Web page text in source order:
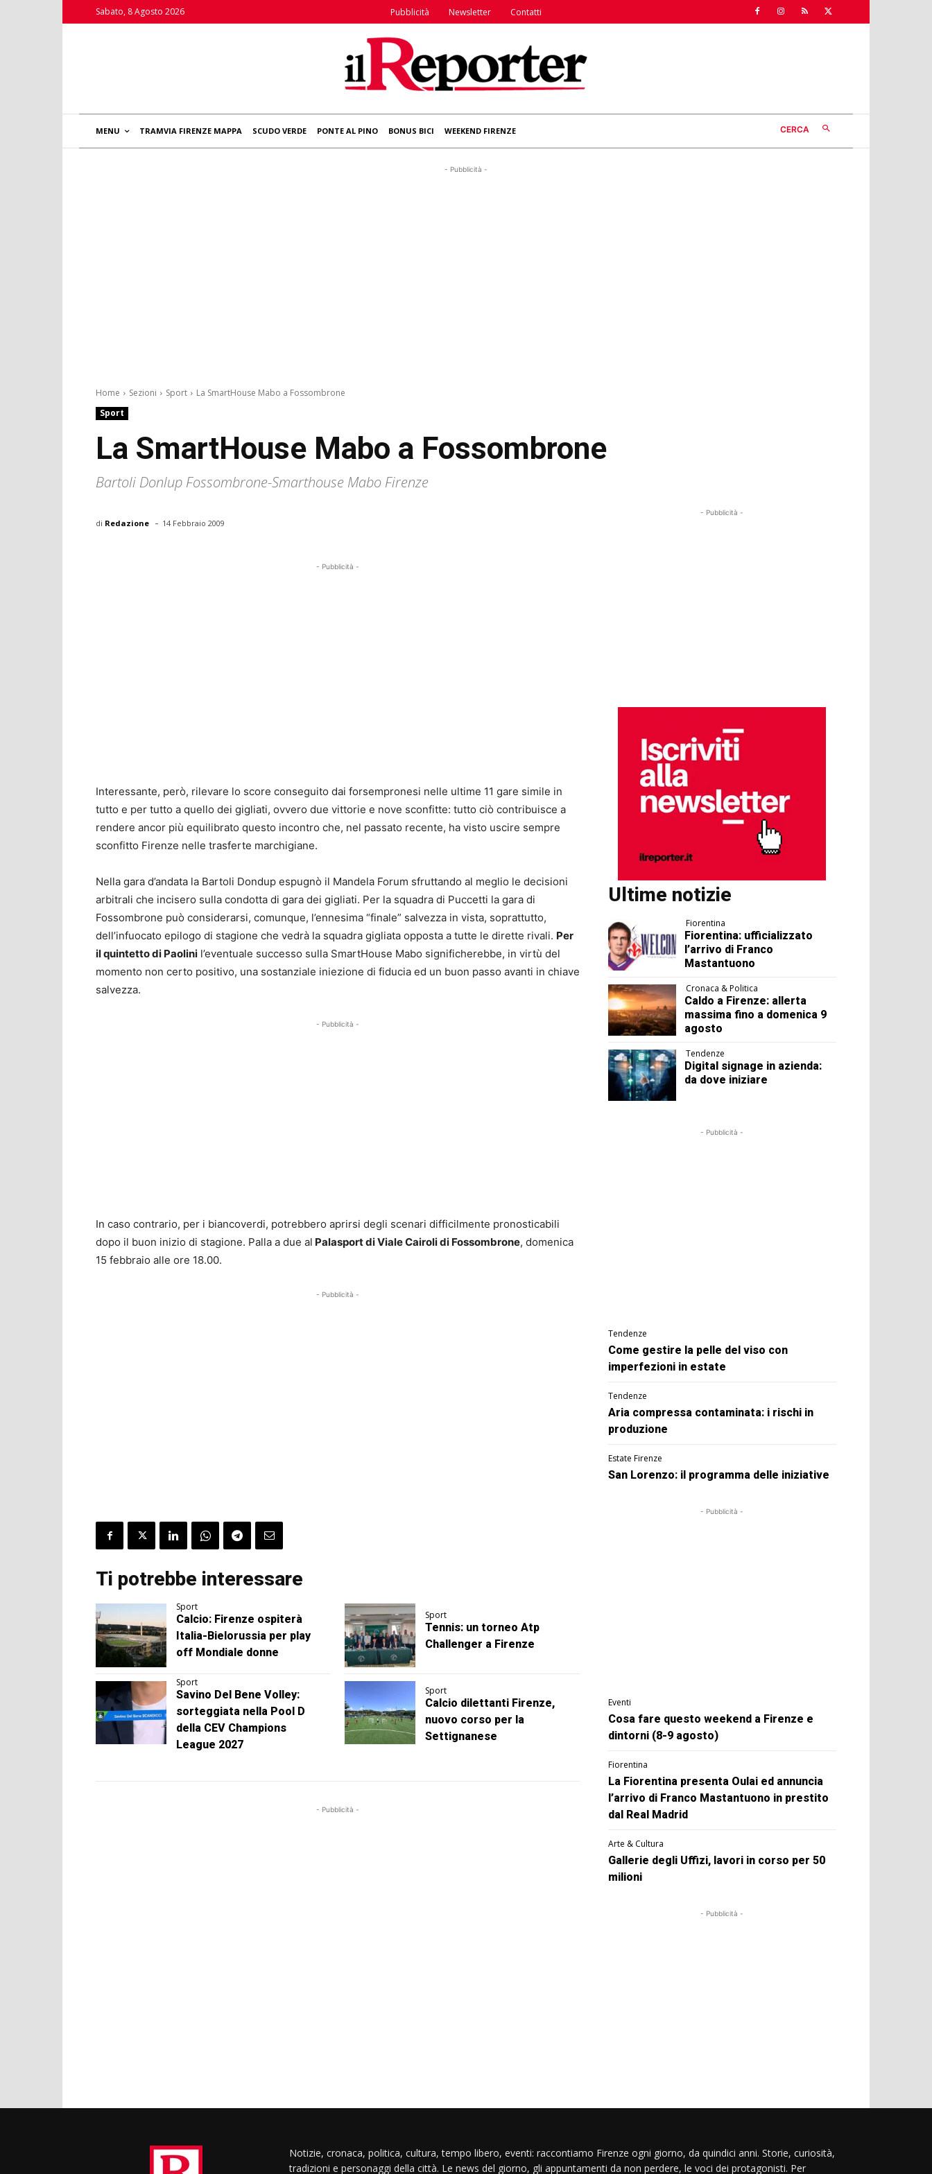
Sabato, 8 Agosto 2026 Pubblicità Newsletter Contatti
MENU TRAMVIA FIRENZE MAPPA SCUDO VERDE PONTE AL PINO BONUS BICI WEEKEND FIRENZE CERCA
- Pubblicità -
Home Sezioni Sport
La SmartHouse Mabo a Fossombrone
Sport
La SmartHouse Mabo a Fossombrone
Bartoli Donlup Fossombrone-Smarthouse Mabo Firenze
di Redazione - 14 Febbraio 2009
- Pubblicità -
Interessante, però, rilevare lo score conseguito dai forsempronesi nelle ultime 11 gare simile in
tutto e per tutto a quello dei gigliati, ovvero due vittorie e nove sconfitte: tutto ciò contribuisce a
rendere ancor più equilibrato questo incontro che, nel passato recente, ha visto uscire sempre
sconfitto Firenze nelle trasferte marchigiane.
Nella gara d’andata la Bartoli Dondup espugnò il Mandela Forum sfruttando al meglio le decisioni
arbitrali che incisero sulla condotta di gara dei gigliati. Per la squadra di Puccetti la gara di
Fossombrone può considerarsi, comunque, l’ennesima “finale” salvezza in vista, soprattutto,
dell’infuocato epilogo di stagione che vedrà la squadra gigliata opposta a tutte le dirette rivali. Per
il quintetto di Paolini l’eventuale successo sulla SmartHouse Mabo significherebbe, in virtù del
momento non certo positivo, una sostanziale iniezione di fiducia ed un buon passo avanti in chiave
salvezza.
- Pubblicità -
In caso contrario, per i biancoverdi, potrebbero aprirsi degli scenari difficilmente pronosticabili
dopo il buon inizio di stagione. Palla a due al Palasport di Viale Cairoli di Fossombrone, domenica
15 febbraio alle ore 18.00.
- Pubblicità -
Ti potrebbe interessare
Sport
Calcio: Firenze ospiterà
Italia-Bielorussia per play
off Mondiale donne
Sport
Tennis: un torneo Atp
Challenger a Firenze
Sport
Savino Del Bene Volley:
sorteggiata nella Pool D
della CEV Champions
League 2027
Sport
Calcio dilettanti Firenze,
nuovo corso per la
Settignanese
- Pubblicità -
- Pubblicità -
Ultime notizie
Fiorentina
Fiorentina: ufficializzato
l’arrivo di Franco
Mastantuono
Cronaca & Politica
Caldo a Firenze: allerta
massima fino a domenica 9
agosto
Tendenze
Digital signage in azienda:
da dove iniziare
- Pubblicità -
Tendenze
Come gestire la pelle del viso con
imperfezioni in estate
Tendenze
Aria compressa contaminata: i rischi in
produzione
Estate Firenze
San Lorenzo: il programma delle iniziative
- Pubblicità -
Eventi
Cosa fare questo weekend a Firenze e
dintorni (8-9 agosto)
Fiorentina
La Fiorentina presenta Oulai ed annuncia
l’arrivo di Franco Mastantuono in prestito
dal Real Madrid
Arte & Cultura
Gallerie degli Uffizi, lavori in corso per 50
milioni
- Pubblicità -
Notizie, cronaca, politica, cultura, tempo libero, eventi: raccontiamo Firenze ogni giorno, da quindici anni. Storie, curiosità,
tradizioni e personaggi della città. Le news del giorno, gli appuntamenti da non perdere, le voci dei protagonisti. Per